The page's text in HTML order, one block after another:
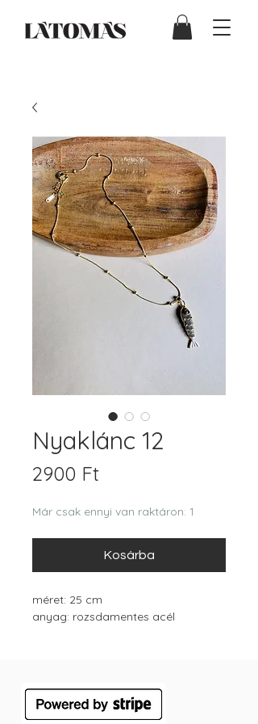
Nyaklánc 12
2900 FtÁr
Már csak ennyi van raktáron: 1
Kosárba
méret: 25 cm
anyag: rozsdamentes acél